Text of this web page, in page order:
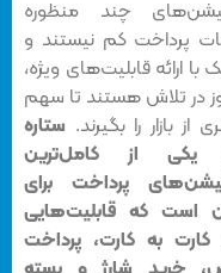
چند منظوره
کم نیستند و
قابلیت‌های ویژه،
تلاش هستند تا سهم
بازار را بگیرند.ستاره
از کامل‌ترین
پرداخت برای
که قابلیت‌هایی
به کارت، پرداخت